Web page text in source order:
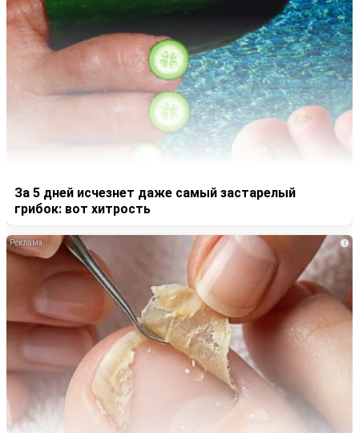
За 5 дней исчезнет даже самый застарелый
грибок: вот хитрость
i